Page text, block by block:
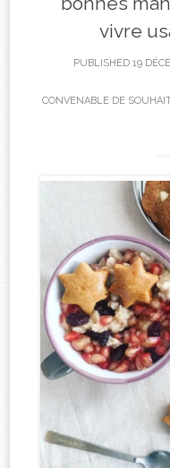
vivre
PUBLISHED 19
CONVENABLE DE